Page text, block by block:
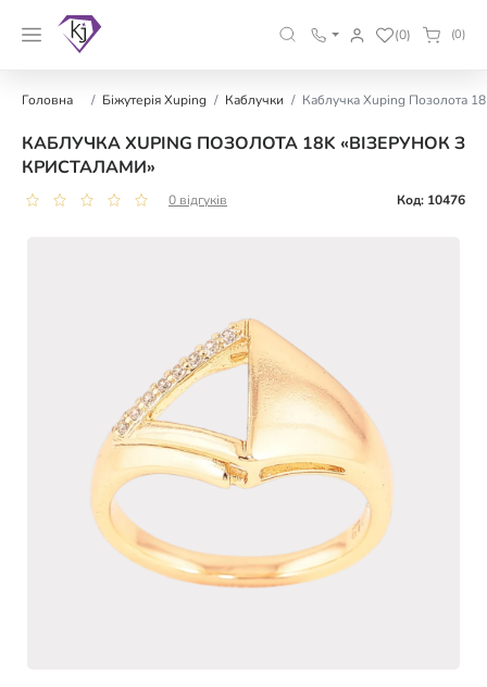
(0) (0)
Головна Біжутерія Xuping Каблучки Каблучка Xuping Позолота
КАБЛУЧКА XUPING ПОЗОЛОТА 18K «ВІЗЕРУНОК З
КРИСТАЛАМИ»
0 відгуків Код: 10476